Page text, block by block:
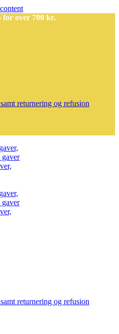
over 700 kr.
returnering og refusion
returnering og refusion